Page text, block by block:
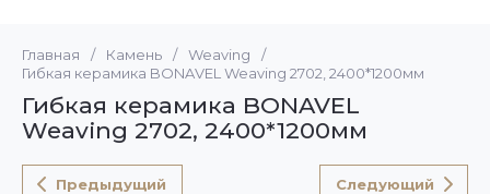
Главная / Камень / Weaving
/
Гибкая керамика BONAVEL Weaving 2702, 2400*1200мм
Гибкая керамика BONAVEL
Weaving 2702, 2400*1200мм
Предыдущий Следующий